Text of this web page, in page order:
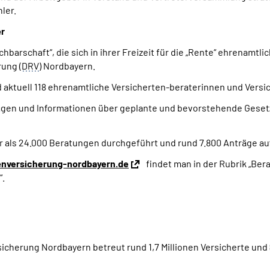
die sich in ihrer Freizeit für die „Rente“
(DRV) Nordbayern.
aktuell 118 ehrenamtliche Versicherten-beraterinnen und
und Informationen über geplante und bevorstehende
als 24.000 Beratungen durchgeführt und rund 7.800 Anträge
nordbayern.de
findet man in der Rubrik
Nordbayern betreut rund 1,7 Millionen Versicherte